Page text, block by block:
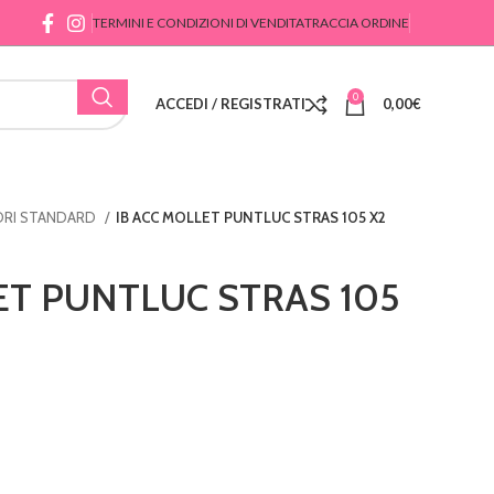
TERMINI E CONDIZIONI DI VENDITATRACCIA ORDINE
ACCEDI / REGISTRATI 0 0,00€
STANDARD IB ACC MOLLET PUNTLUC STRAS 105 X2
PUNTLUC STRAS 105